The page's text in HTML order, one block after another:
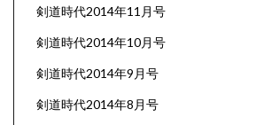
剣道時代2014年11月号
剣道時代2014年10月号
剣道時代2014年9月号
剣道時代2014年8月号